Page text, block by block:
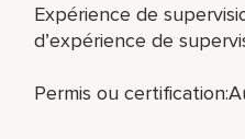
Expérience de
d’expérience de
Permis ou